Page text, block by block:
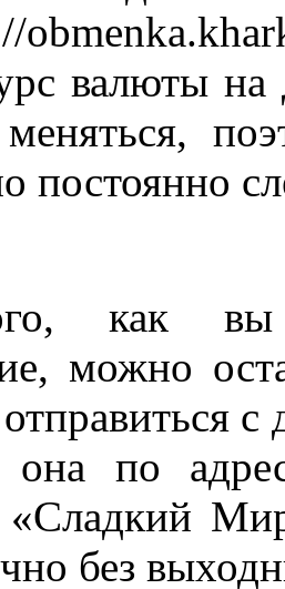
валюты
постоянно
как вы
можно
она по
«Сладкий
без